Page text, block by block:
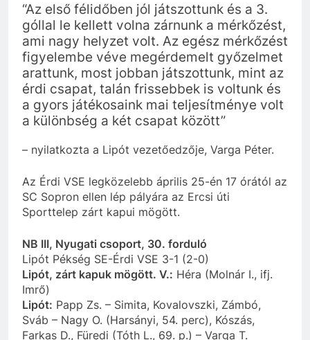
“Az első félidőben jól játszottunk és a 3.
góllal le kellett volna zárnunk a mérkőzést,
ami nagy helyzet volt. Az egész mérkőzést
figyelembe véve megérdemelt győzelmet
arattunk, most jobban játszottunk, mint az
érdi csapat, talán frissebbek is voltunk és
a gyors játékosaink mai teljesítménye volt
a különbség a két csapat között”
– nyilatkozta a Lipót vezetőedzője, Varga Péter.
Az Érdi VSE legközelebb április 25-én 17 órától az
SC Sopron ellen lép pályára az Ercsi úti
Sporttelep zárt kapui mögött.
NB III, Nyugati csoport, 30. forduló
Lipót Pékség SE-Érdi VSE 3-1 (2-0)
Lipót, zárt kapuk mögött. V.: Héra (Molnár I., ifj.
Imrő)
Lipót: Papp Zs. – Simita, Kovalovszki, Zámbó,
Sváb – Nagy O. (Harsányi, 54. perc), Kószás,
Farkas D., Füredi (Tóth L., 69. p.) – Varga T.